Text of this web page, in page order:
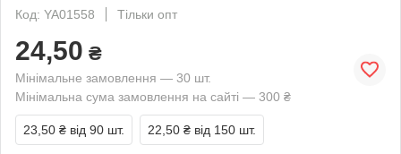
Код: YA01558
Тільки опт
24,50 ₴
Мінімальне замовлення — 30 шт.
Мінімальна сума замовлення на сайті — 300 ₴
23,50 ₴ від 90 шт. 22,50 ₴ від 150 шт.